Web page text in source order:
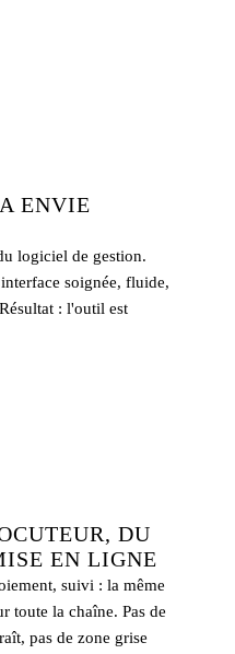
ENVIE
logiciel de gestion.
soignée, fluide,
: l'outil est
DU
EN LIGNE
suivi : la même
toute la chaîne. Pas de
pas de zone grise